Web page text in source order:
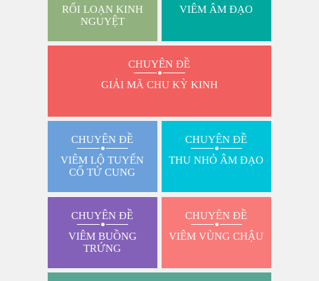
RỐI LOẠN KINH
NGUYỆT
VIÊM ÂM ĐẠO
CHUYÊN ĐỀ
GIẢI MÃ CHU KỲ KINH
CHUYÊN ĐỀ
VIÊM LỘ TUYẾN
CỔ TỬ CUNG
CHUYÊN ĐỀ
THU NHỎ ÂM ĐẠO
CHUYÊN ĐỀ
VIÊM BUỒNG
TRỨNG
CHUYÊN ĐỀ
VIÊM VÙNG CHẬU